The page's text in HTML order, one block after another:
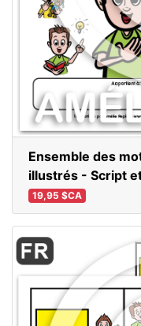
Ensemble des
illustrés - Script
19,95 $CA